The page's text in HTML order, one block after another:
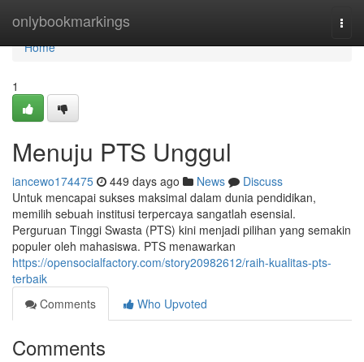
onlybookmarkings
Home
Home
1
Menuju PTS Unggul
iancewo174475 449 days ago News
Discuss
Untuk mencapai sukses maksimal dalam dunia pendidikan,
memilih sebuah institusi terpercaya sangatlah esensial.
Perguruan Tinggi Swasta (PTS) kini menjadi pilihan yang semakin
populer oleh mahasiswa. PTS menawarkan
https://opensocialfactory.com/story20982612/raih-kualitas-pts-
terbaik
Comments
Who Upvoted
Comments